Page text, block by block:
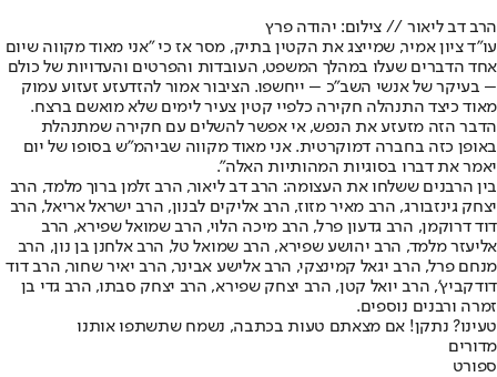
הרב דב ליאור // צילום: יהודה פרץ
עו"ד ציון אמיר, שמייצג את הקטין בתיק, מסר אז כי "אני מאוד מקווה שיום
אחד הדברים שעלו במהלך המשפט, העובדות והפרטים והעדויות של כולם
– בעיקר של אנשי השב"כ – ייחשפו. הציבור אמור להזדעזע זעזוע עמוק
מאוד כיצד התנהלה חקירה כלפיי קטין צעיר לימים שלא מואשם ברצח.
הדבר הזה מזעזע את הנפש, אי אפשר להשלים עם חקירה שמתנהלת
באופן כזה בחברה דמוקרטית. אני מאוד מקווה שביהמ"ש בסופו של יום
יאמר את דברו בסוגיות המהותיות האלה".
בין הרבנים ששלחו את העצומה: הרב דב ליאור, הרב זלמן ברוך מלמד, הרב
יצחק גינזבורג, הרב מאיר מזוז, הרב אליקים לבנון, הרב ישראל אריאל, הרב
דוד דרוקמן, הרב גדעון פרל, הרב מיכה הלוי, הרב שמואל שפירא, הרב
אליעזר מלמד, הרב יהושע שפירא, הרב שמואל טל, הרב אלחנן בן נון, הרב
מנחם פרל, הרב יגאל קמינצקי, הרב אלישע אבינר, הרב יאיר שחור, הרב דוד
דודקביץ', הרב יואל קטן, הרב יצחק שפירא, הרב יצחק סבתו, הרב גדי בן
זמרה ורבנים נוספים.
טעינו? נתקן! אם מצאתם טעות בכתבה, נשמח שתשתפו אותנו
מדורים
ספורט